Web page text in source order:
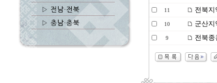
11 전북지
10 군산지
9 전북종